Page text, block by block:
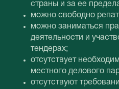
страны и за ее
можно свободно
можно заниматься
деятельности и
тендерах;
отсутствует
местного делового
отсутствуют